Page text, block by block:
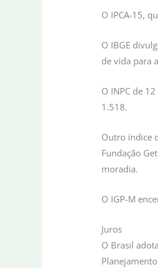
O IPCA-15,
O IBGE
de vida para
O INPC de
1.518.
Outro índice
Fundação
moradia.
O IGP-M
Juros
O Brasil